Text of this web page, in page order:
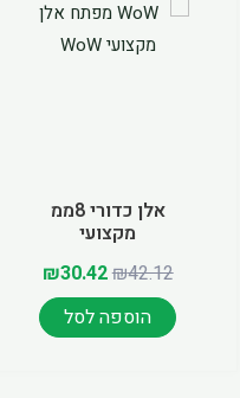
אלן כדורי 8ממ
מקצועי
₪42.12
המקורי
היה:
₪30.42
הנוכחי
הוספה לסל